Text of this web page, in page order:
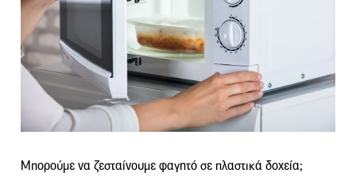
Μπορούμε να ζεσταίνουμε φαγητό σε πλαστικά δοχεία;